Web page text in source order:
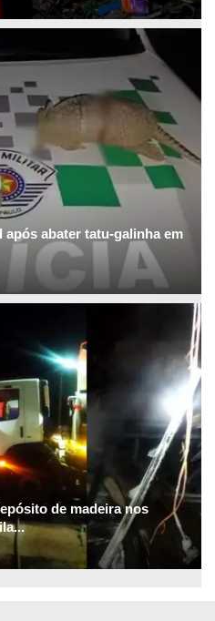
após abater tatu-galinha em
de madeira nos